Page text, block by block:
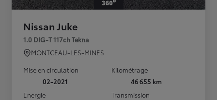
Nissan Juke
1.0 DIG-T 117ch Tekna
MONTCEAU-LES-MINES
Mise en circulation
02-2021
Kilométrage
46 655 km
Energie
Transmission